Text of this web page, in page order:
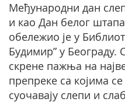
Међународни дан
и као Дан белог
обележио је у
Будимир” у
скрене пажња на
препреке са којима
суочавају слепи и